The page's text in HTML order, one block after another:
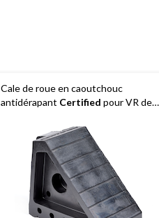
Cale de roue en caoutchouc
antidérapant Certified pour VR de